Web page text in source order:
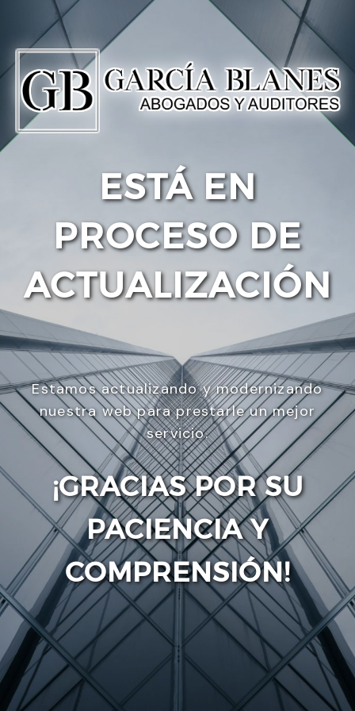
ESTÁ EN
PROCESO DE
ACTUALIZACIÓN
Estamos actualizando y modernizando
nuestra web para prestarle un mejor
servicio.
¡GRACIAS POR SU
PACIENCIA Y
COMPRENSIÓN!
Enviar